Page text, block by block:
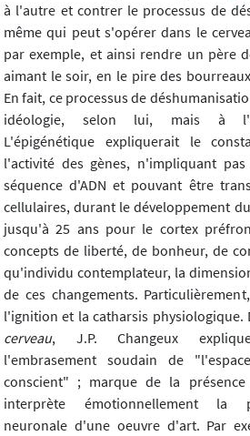
à l'autre et contrer le processus de
même qui peut s'opérer dans le
par exemple, et ainsi rendre un père
aimant le soir, en le pire des
En fait, ce processus de
idéologie, selon lui, mais à
L'épigénétique expliquerait le
l'activité des gènes, n'impliquant
séquence d'ADN et pouvant être
cellulaires, durant le développement
jusqu'à 25 ans pour le cortex
concepts de liberté, de bonheur, de
qu'individu contemplateur, la
de ces changements.
l'ignition et la catharsis physiologique.
cerveau, J.P. Changeux
l'embrasement soudain de
conscient" ; marque de la
interprète émotionnellement la
neuronale d'une oeuvre d'art. Par